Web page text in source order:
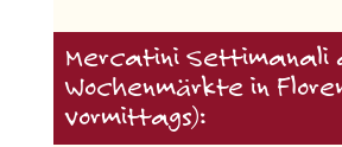
Mercatini Settimanali
Wochenmärkte in
vormittags):